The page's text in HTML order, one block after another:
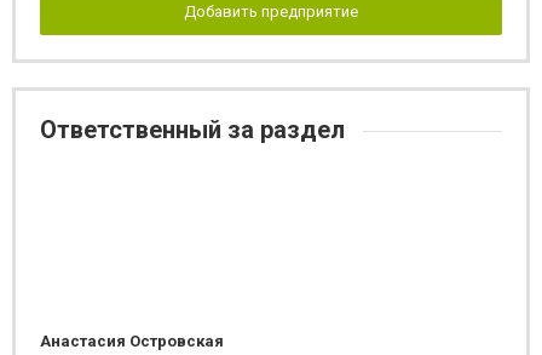
Добавить предприятие
Ответственный за раздел
Анастасия Островская